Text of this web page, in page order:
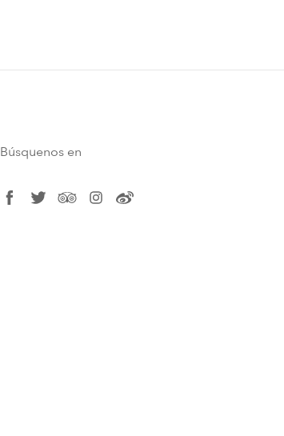
Búsquenos en
facebook
twittertripadvisorinstagram